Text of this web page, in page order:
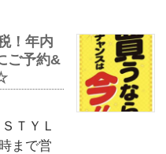
！年内
ご予約&
ＴＹＬ
まで営